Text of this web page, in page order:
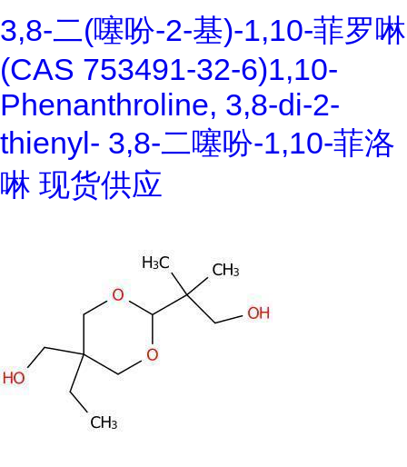
3,8-二(噻吩-2-基)-1,10-菲罗啉
(CAS 753491-32-6)1,10-
Phenanthroline, 3,8-di-2-
thienyl- 3,8-二噻吩-1,10-菲洛
啉 现货供应